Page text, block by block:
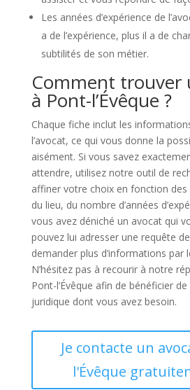
Les années d’expérience de
a de l’expérience, plus il a de
subtilités de son métier.
Comment trouver
à Pont-l’Évêque ?
Chaque fiche inclut les
l’avocat, ce qui vous donne la
aisément. Si vous savez
attendre, utilisez notre outil de
affiner votre choix en fonction des
du lieu, du nombre d’années
vous avez déniché un avocat qui
pouvez lui adresser une requête
demander plus d’informations par
N’hésitez pas à recourir à notre
Pont-l’Évêque afin de bénéficier de
juridique dont vous avez besoin.
Je contacte un
l'Évêque